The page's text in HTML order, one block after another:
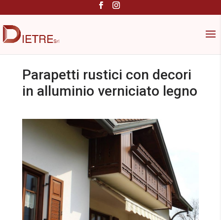
Parapetti rustici con decori
in alluminio verniciato legno